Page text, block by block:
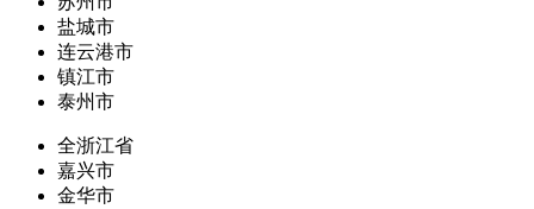
盐城市
连云港市
镇江市
泰州市
全浙江省
嘉兴市
金华市